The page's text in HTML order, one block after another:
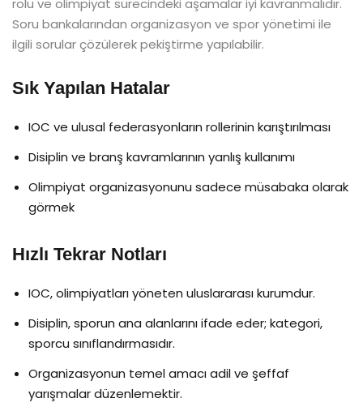
rolü ve olimpiyat sürecindeki aşamalar iyi kavranmalıdır.
Soru bankalarından organizasyon ve spor yönetimi ile
ilgili sorular çözülerek pekiştirme yapılabilir.
Sık Yapılan Hatalar
IOC ve ulusal federasyonların rollerinin karıştırılması
Disiplin ve branş kavramlarının yanlış kullanımı
Olimpiyat organizasyonunu sadece müsabaka olarak
görmek
Hızlı Tekrar Notları
IOC, olimpiyatları yöneten uluslararası kurumdur.
Disiplin, sporun ana alanlarını ifade eder; kategori,
sporcu sınıflandırmasıdır.
Organizasyonun temel amacı adil ve şeffaf
yarışmalar düzenlemektir.